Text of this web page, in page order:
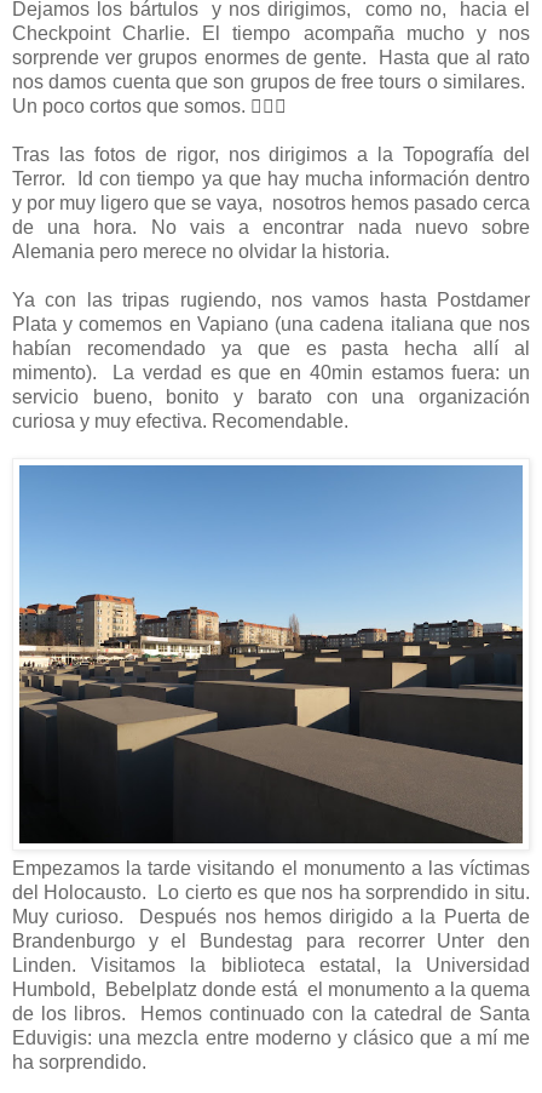
Dejamos los bártulos y nos dirigimos, como no, hacia el
Checkpoint Charlie. El tiempo acompaña mucho y nos
sorprende ver grupos enormes de gente. Hasta que al rato
nos damos cuenta que son grupos de free tours o similares.
Un poco cortos que somos. 
Tras las fotos de rigor, nos dirigimos a la Topografía del
Terror. Id con tiempo ya que hay mucha información dentro
y por muy ligero que se vaya, nosotros hemos pasado cerca
de una hora. No vais a encontrar nada nuevo sobre
Alemania pero merece no olvidar la historia.
Ya con las tripas rugiendo, nos vamos hasta Postdamer
Plata y comemos en Vapiano (una cadena italiana que nos
habían recomendado ya que es pasta hecha allí al
mimento). La verdad es que en 40min estamos fuera: un
servicio bueno, bonito y barato con una organización
curiosa y muy efectiva. Recomendable.
Empezamos la tarde visitando el monumento a las víctimas
del Holocausto. Lo cierto es que nos ha sorprendido in situ.
Muy curioso. Después nos hemos dirigido a la Puerta de
Brandenburgo y el Bundestag para recorrer Unter den
Linden. Visitamos la biblioteca estatal, la Universidad
Humbold, Bebelplatz donde está el monumento a la quema
de los libros. Hemos continuado con la catedral de Santa
Eduvigis: una mezcla entre moderno y clásico que a mí me
ha sorprendido.